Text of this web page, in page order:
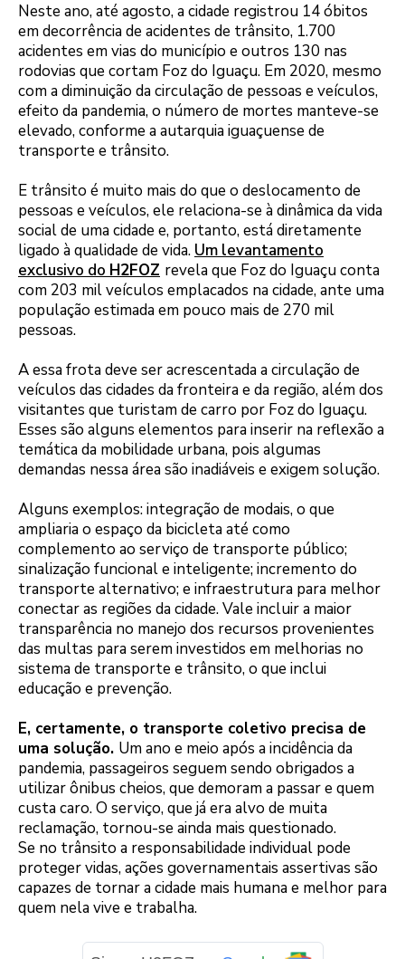
Neste ano, até agosto, a cidade registrou 14 óbitos
em decorrência de acidentes de trânsito, 1.700
acidentes em vias do município e outros 130 nas
rodovias que cortam Foz do Iguaçu. Em 2020, mesmo
com a diminuição da circulação de pessoas e veículos,
efeito da pandemia, o número de mortes manteve-se
elevado, conforme a autarquia iguaçuense de
transporte e trânsito.
E trânsito é muito mais do que o deslocamento de
pessoas e veículos, ele relaciona-se à dinâmica da vida
social de uma cidade e, portanto, está diretamente
ligado à qualidade de vida. Um levantamento
exclusivo do H2FOZ revela que Foz do Iguaçu conta
com 203 mil veículos emplacados na cidade, ante uma
população estimada em pouco mais de 270 mil
pessoas.
A essa frota deve ser acrescentada a circulação de
veículos das cidades da fronteira e da região, além dos
visitantes que turistam de carro por Foz do Iguaçu.
Esses são alguns elementos para inserir na reflexão a
temática da mobilidade urbana, pois algumas
demandas nessa área são inadiáveis e exigem solução.
Alguns exemplos: integração de modais, o que
ampliaria o espaço da bicicleta até como
complemento ao serviço de transporte público;
sinalização funcional e inteligente; incremento do
transporte alternativo; e infraestrutura para melhor
conectar as regiões da cidade. Vale incluir a maior
transparência no manejo dos recursos provenientes
das multas para serem investidos em melhorias no
sistema de transporte e trânsito, o que inclui
educação e prevenção.
E, certamente, o transporte coletivo precisa de
uma solução. Um ano e meio após a incidência da
pandemia, passageiros seguem sendo obrigados a
utilizar ônibus cheios, que demoram a passar e quem
custa caro. O serviço, que já era alvo de muita
reclamação, tornou-se ainda mais questionado.
Se no trânsito a responsabilidade individual pode
proteger vidas, ações governamentais assertivas são
capazes de tornar a cidade mais humana e melhor para
quem nela vive e trabalha.